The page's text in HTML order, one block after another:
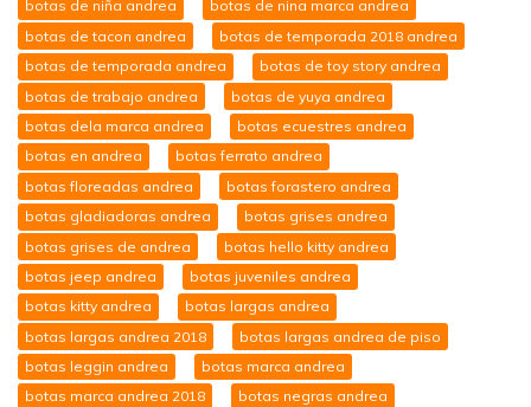
botas de niña andrea
botas de nina marca andrea
botas de tacon andrea
botas de temporada 2018 andrea
botas de temporada andrea
botas de toy story andrea
botas de trabajo andrea
botas de yuya andrea
botas dela marca andrea
botas ecuestres andrea
botas en andrea
botas ferrato andrea
botas floreadas andrea
botas forastero andrea
botas gladiadoras andrea
botas grises andrea
botas grises de andrea
botas hello kitty andrea
botas jeep andrea
botas juveniles andrea
botas kitty andrea
botas largas andrea
botas largas andrea 2018
botas largas andrea de piso
botas leggin andrea
botas marca andrea
botas marca andrea 2018
botas negras andrea